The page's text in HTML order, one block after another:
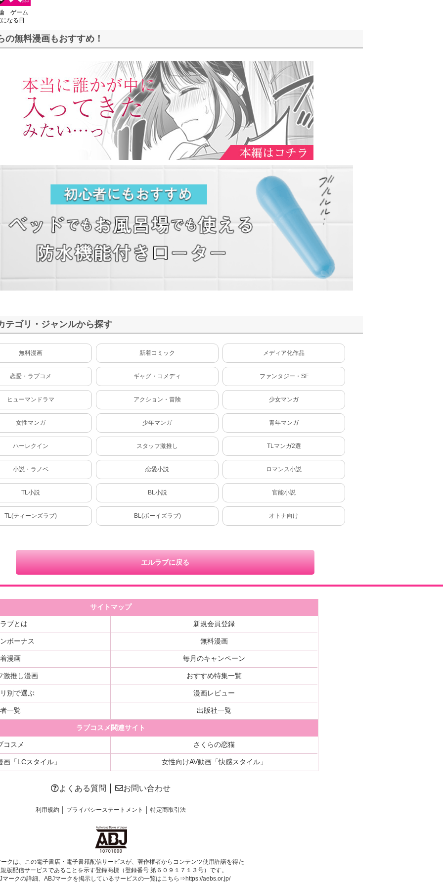
ゲーム
なる日
無料漫画もおすすめ！
テゴリ・ジャンルから探す
無料漫画 新着コミック メディア化作品
恋愛・ラブコメ ギャグ・コメディ ファンタジー・SF
ヒューマンドラマ アクション・冒険 少女マンガ
女性マンガ 少年マンガ 青年マンガ
ハーレクイン スタッフ激推し TLマンガ2選
小説・ラノベ 恋愛小説 ロマンス小説
TL小説 BL小説 官能小説
TL(ティーンズラブ) BL(ボーイズラブ) オトナ向け
エルラブに戻る
サイトマップ
ブとは 新規会員登録
ボーナス 無料漫画
漫画 毎月のキャンペーン
激推し漫画 おすすめ特集一覧
別で選ぶ 漫画レビュー
一覧 出版社一覧
ラブコスメ関連サイト
コスメ さくらの恋猫
画 「LCスタイル」 女性向けAV動画「快感スタイル」
よくある質問 お問い合わせ
利用規約│ プライバシーステートメント 特定商取引法
クは、この電子書店・電子書籍配信サービスが、著作権者からコンテンツ使用許諾を得た
版配信サービスであることを示す登録商標（登録番号 第６０９１７１３号）です。
マークの詳細、ABJマークを掲示しているサービスの一覧はこちら⇒https://aebs.or.jp/